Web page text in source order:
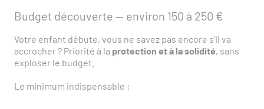
Budget découverte — environ 150 à 250 €
Votre enfant débute, vous ne savez pas encore s'il va
accrocher ? Priorité à la protection et à la solidité, sans
exploser le budget.
Le minimum indispensable :